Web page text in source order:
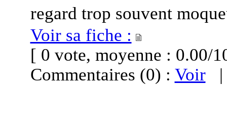
regard trop souvent
Voir sa fiche :
[ 0 vote, moyenne :
Commentaires (0) : Voir